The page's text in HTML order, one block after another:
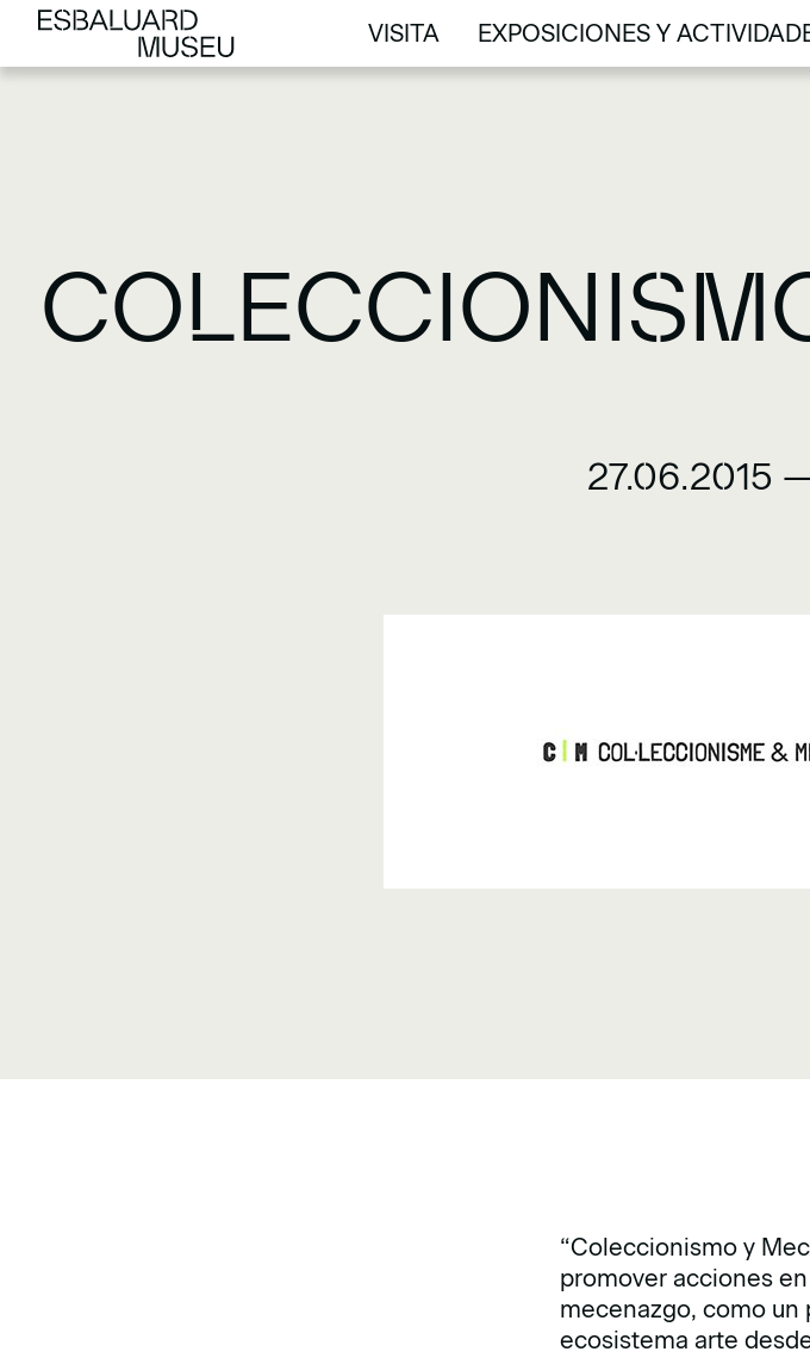
VISITA
VISITA
EXPOSICIONES Y
EXPOSICIONES Y
27.06.2015
“Coleccionismo y
promover acciones
mecenazgo, como
ecosistema arte